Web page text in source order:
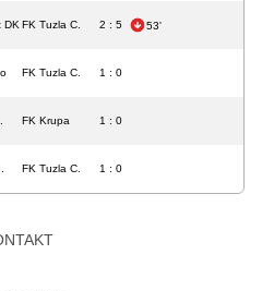
DK FK Tuzla C. 2 : 5 53'
FK Tuzla C. 1 : 0
FK Krupa 1 : 0
FK Tuzla C. 1 : 0